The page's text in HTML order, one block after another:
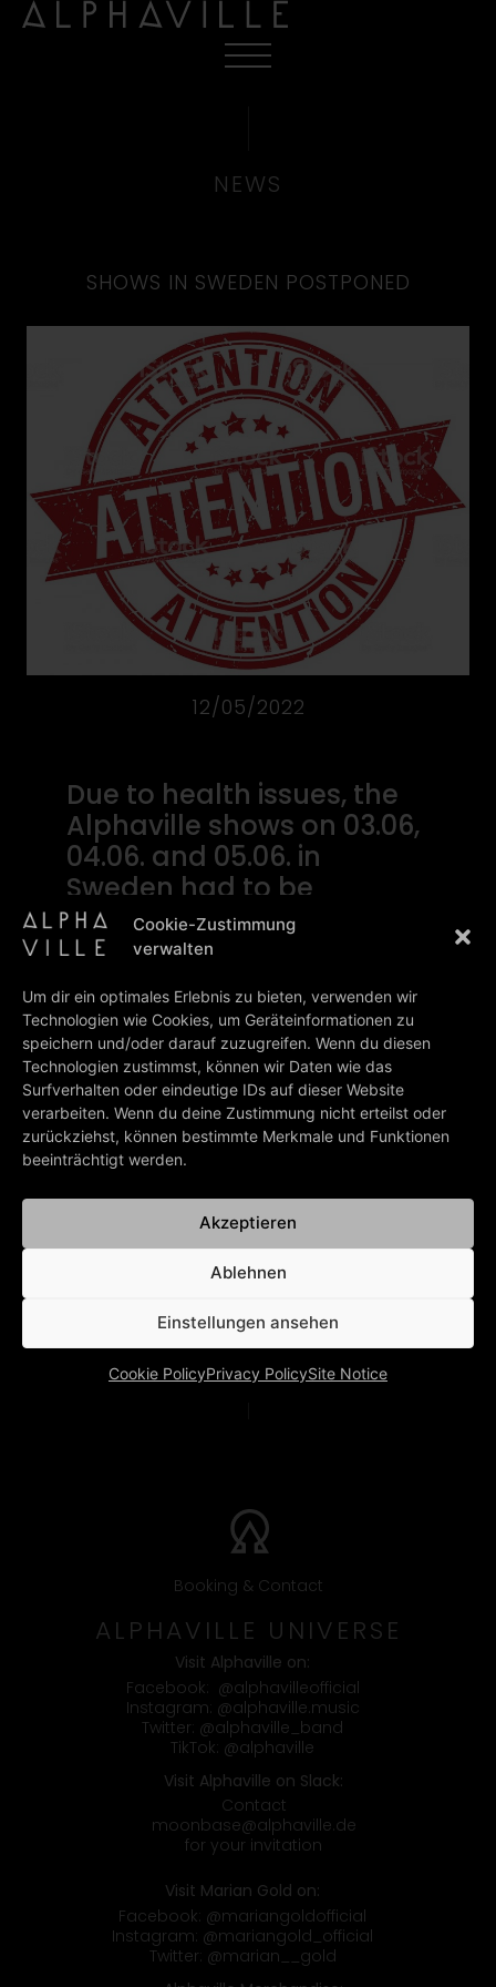
Cookie-Zustimmung
verwalten
Um dir ein optimales Erlebnis zu bieten, verwenden wir
Technologien wie Cookies, um Geräteinformationen zu
speichern und/oder darauf zuzugreifen. Wenn du diesen
Technologien zustimmst, können wir Daten wie das
Surfverhalten oder eindeutige IDs auf dieser Website
verarbeiten. Wenn du deine Zustimmung nicht erteilst oder
zurückziehst, können bestimmte Merkmale und Funktionen
beeinträchtigt werden.
Akzeptieren
Ablehnen
Einstellungen ansehen
Cookie PolicyPrivacy PolicySite Notice
NEWS
SHOWS IN SWEDEN POSTPONED
12/05/2022
Due to health issues, the
Alphaville shows on 03.06,
04.06. and 05.06. in
Sweden had to be
postponed to autumn.
The new dates will be
possible – the tickets
remain valid. We are sorry
for the inconveniences.
/Alphaville Moonbase
PREORDER NOW
Klaus Schulze
Booking & Contact
ALPHAVILLE UNIVERSE
Visit Alphaville on:
Facebook: @alphavilleofficial
Instagram: @alphaville.music
Twitter: @alphaville_band
TikTok: @alphaville
Visit Alphaville on Slack:
Contact
moonbase@alphaville.de
for your invitation
Visit Marian Gold on:
Facebook: @mariangoldofficial
Instagram: @mariangold_official
Twitter: @marian__gold